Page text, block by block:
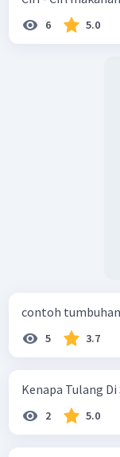
akan
6 5.0
contoh
5 3.7
Kenapa Tulang
2 5.0